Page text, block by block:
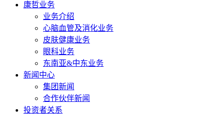
康哲业务
业务介绍
心脑血管及消化业务
皮肤健康业务
眼科业务
东南亚&中东业务
新闻中心
集团新闻
合作伙伴新闻
投资者关系